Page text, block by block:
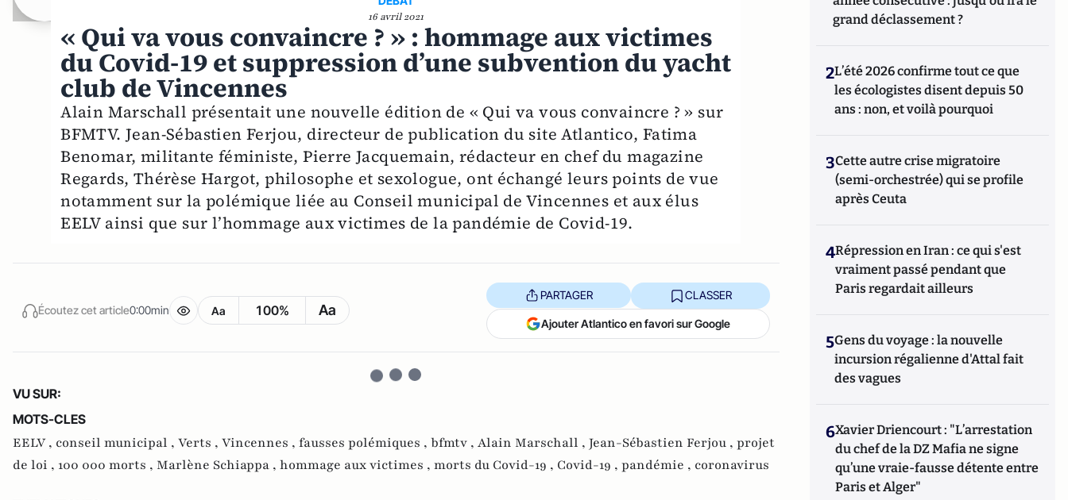
16 avril 2021
« Qui va vous convaincre ? » : hommage aux victimes
du Covid-19 et suppression d’une subvention du yacht
club de Vincennes
Alain Marschall présentait une nouvelle édition de « Qui va vous convaincre ? » sur
BFMTV. Jean-Sébastien Ferjou, directeur de publication du site Atlantico, Fatima
Benomar, militante féministe, Pierre Jacquemain, rédacteur en chef du magazine
Regards, Thérèse Hargot, philosophe et sexologue, ont échangé leurs points de vue
notamment sur la polémique liée au Conseil municipal de Vincennes et aux élus
EELV ainsi que sur l’hommage aux victimes de la pandémie de Covid-19.
Écoutez cet article0:00min Aa 100% Aa
PARTAGER CLASSER
Ajouter Atlantico en favori sur Google
VU SUR:
MOTS-CLES
EELV , conseil municipal , Verts , Vincennes , fausses polémiques , bfmtv , Alain Marschall , Jean-Sébastien Ferjou , projet
de loi , 100 000 morts , Marlène Schiappa , hommage aux victimes , morts du Covid-19 , Covid-19 , pandémie , coronavirus
grand déclassement ?
2L’été 2026 confirme tout ce que
les écologistes disent depuis 50
ans : non, et voilà pourquoi
3Cette autre crise migratoire
(semi-orchestrée) qui se profile
après Ceuta
4Répression en Iran : ce qui s'est
vraiment passé pendant que
Paris regardait ailleurs
5Gens du voyage : la nouvelle
incursion régalienne d'Attal fait
des vagues
6Xavier Driencourt : "L’arrestation
du chef de la DZ Mafia ne signe
qu’une vraie-fausse détente entre
Paris et Alger"